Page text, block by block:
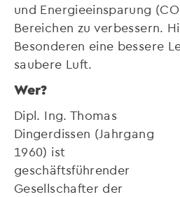
und Energieeinsparung
Bereichen zu verbessern.
Besonderen eine bessere
saubere Luft.
Wer?
Dipl. Ing. Thomas
Dingerdissen (Jahrgang
1960) ist
geschäftsführender
Gesellschafter der